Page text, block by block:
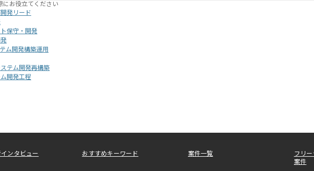
にお役立てください
発リード
保守・開発
ム開発構築運用
テム開発再構築
開発工程
ンタビュー おすすめキーワード 案件一覧
フリ
案件